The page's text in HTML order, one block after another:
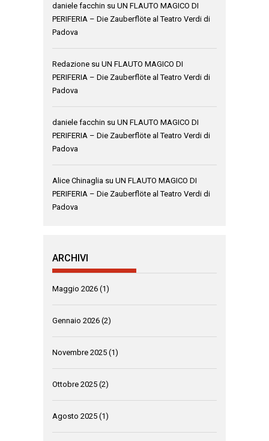
daniele facchin su UN FLAUTO MAGICO DI
PERIFERIA – Die Zauberflöte al Teatro Verdi di
Padova
Redazione su UN FLAUTO MAGICO DI
PERIFERIA – Die Zauberflöte al Teatro Verdi di
Padova
daniele facchin su UN FLAUTO MAGICO DI
PERIFERIA – Die Zauberflöte al Teatro Verdi di
Padova
Alice Chinaglia su UN FLAUTO MAGICO DI
PERIFERIA – Die Zauberflöte al Teatro Verdi di
Padova
ARCHIVI
Maggio 2026 (1)
Gennaio 2026 (2)
Novembre 2025 (1)
Ottobre 2025 (2)
Agosto 2025 (1)